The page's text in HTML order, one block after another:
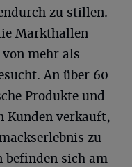
zu stillen.
Markthallen
mehr als
An über 60
Produkte und
Kunden verkauft,
zu
befinden sich am